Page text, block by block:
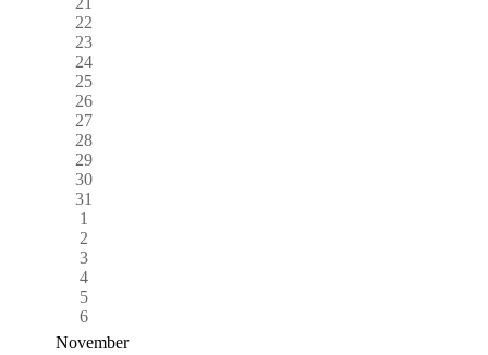
22
23
24
25
26
27
28
29
30
31
1
2
3
4
5
6
November